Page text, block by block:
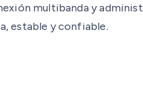
multibanda y
estable y confiable.